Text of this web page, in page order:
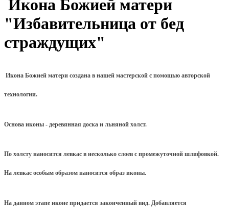
Икона Божией матери
"Избавительница от бед
страждущих"
Икона Божией матери создана в нашей мастерской с помощью авторской
технологии.
Основа иконы - деревянная доска и льняной холст.
По холсту наносится левкас в несколько слоев с промежуточной шлифовкой.
На левкас особым образом наносится образ иконы.
На данном этапе иконе придается законченный вид. Добавляется